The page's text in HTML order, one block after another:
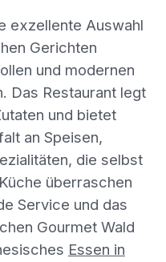
exzellente Auswahl
Gerichten
und modernen
Das Restaurant legt
und bietet
an Speisen,
die selbst
überraschen
Service und das
Gourmet Wald
Essen in